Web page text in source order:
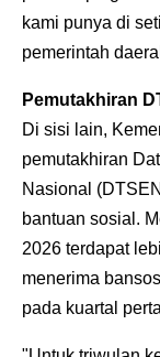
kami punya di
pemerintah
Pemutakhiran
Di sisi lain,
pemutakhiran
Nasional
bantuan sosial.
2026 terdapat
menerima
pada kuartal